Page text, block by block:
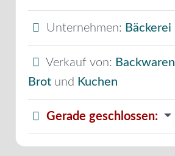
Unternehmen: Bäckerei
Verkauf von: Backwaren
Brot und Kuchen
Gerade geschlossen: